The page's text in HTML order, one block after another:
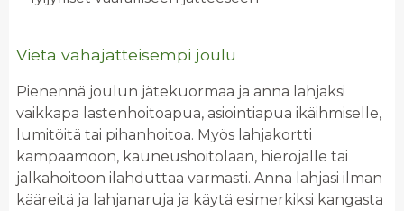
Vietä vähäjätteisempi joulu
Pienennä joulun jätekuormaa ja anna lahjaksi
vaikkapa lastenhoitoapua, asiointiapua ikäihmiselle,
lumitöitä tai pihanhoitoa. Myös lahjakortti
kampaamoon, kauneushoitolaan, hierojalle tai
jalkahoitoon ilahduttaa varmasti. Anna lahjasi ilman
kääreitä ja lahjanaruja ja käytä esimerkiksi kangasta